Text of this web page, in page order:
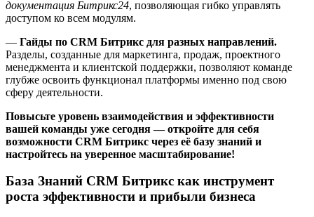
документация Битрикс24, позволяющая гибко управлять
доступом ко всем модулям.
— Гайды по CRM Битрикс для разных направлений.
Разделы, созданные для маркетинга, продаж, проектного
менеджмента и клиентской поддержки, позволяют команде
глубже освоить функционал платформы именно под свою
сферу деятельности.
Повысьте уровень взаимодействия и эффективности
вашей команды уже сегодня — откройте для себя
возможности CRM Битрикс через её базу знаний и
настройтесь на уверенное масштабирование!
База Знаний CRM Битрикс как инструмент
роста эффективности и прибыли бизнеса